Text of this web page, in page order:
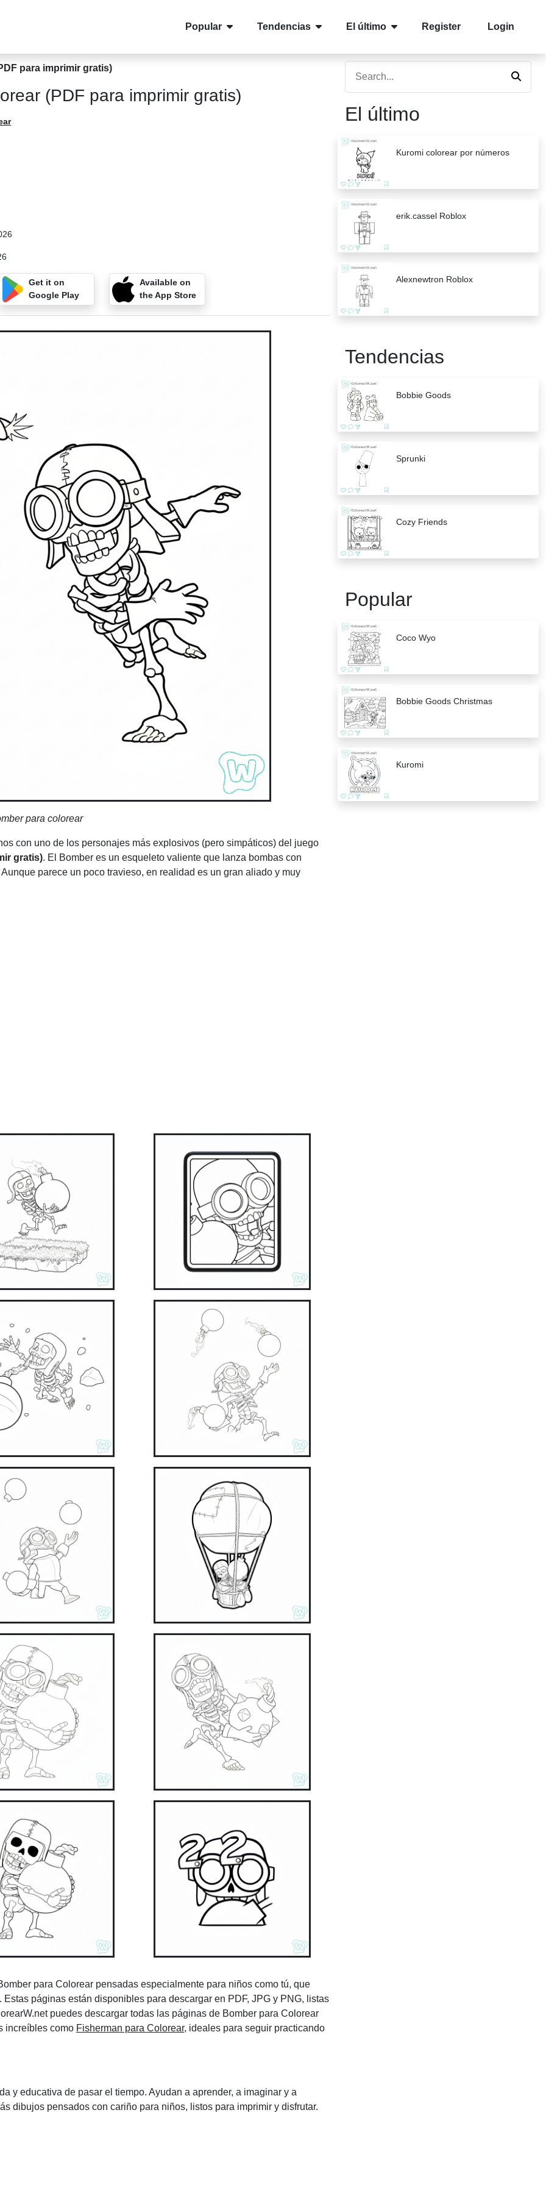
Popular Tendencias El último Register Login
para imprimir gratis)
(PDF para imprimir gratis)
Get it on
Google Play
Available on
the App Store
para colorear
con uno de los personajes más explosivos (pero simpáticos) del juego
gratis). El Bomber es un esqueleto valiente que lanza bombas con
parece un poco travieso, en realidad es un gran aliado y muy
para Colorear pensadas especialmente para niños como tú, que
páginas están disponibles para descargar en PDF, JPG y PNG, listas
puedes descargar todas las páginas de Bomber para Colorear
increíbles como Fisherman para Colorear, ideales para seguir practicando
y educativa de pasar el tiempo. Ayudan a aprender, a imaginar y a
dibujos pensados con cariño para niños, listos para imprimir y disfrutar.
El último
Kuromi colorear por números
erik.cassel Roblox
Alexnewtron Roblox
Tendencias
Bobbie Goods
Sprunki
Cozy Friends
Popular
Coco Wyo
Bobbie Goods Christmas
Kuromi